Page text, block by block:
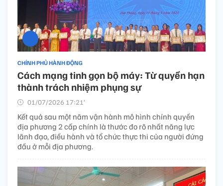
CHÍNH PHỦ HÀNH ĐỘNG
Cách mạng tinh gọn bộ máy: Từ quyền hạn
thành trách nhiệm phụng sự
01/07/2026 17:21’
Kết quả sau một năm vận hành mô hình chính quyền
địa phương 2 cấp chính là thước đo rõ nhất năng lực
lãnh đạo, điều hành và tổ chức thực thi của người đứng
đầu ở mỗi địa phương.